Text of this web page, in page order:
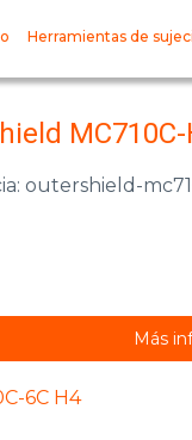
Herramientas de
outershield-
6C H4
Más
MC710C-